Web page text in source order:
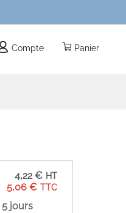
Panier
Compte
5,06 €
4,22 €
5 jours